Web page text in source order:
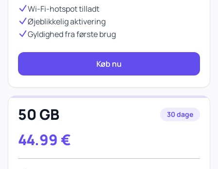
Wi-Fi-hotspot tilladt
Øjeblikkelig aktivering
Gyldighed fra første brug
Køb nu
50 GB 30 dage
44.99 €